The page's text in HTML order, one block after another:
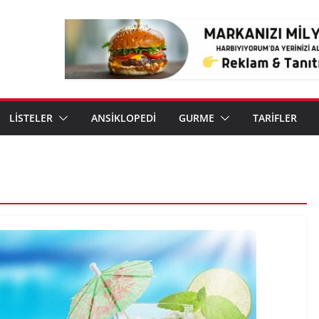
LİSTELER ANSİKLOPEDİ GURME TARİFLER